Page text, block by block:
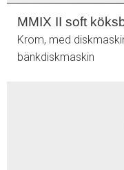
MMIX II soft
Krom, med
bänkdiskmaskin